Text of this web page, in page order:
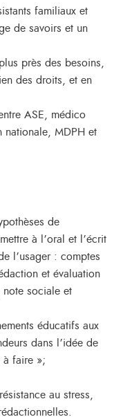
familiaux et
de savoirs et un
près des besoins,
des droits, et en
ASE, médico
nationale, MDPH et
de
à l’oral et l’écrit
l’usager : comptes
et évaluation
note sociale et
éducatifs aux
dans l’idée de
à faire »;
au stress,